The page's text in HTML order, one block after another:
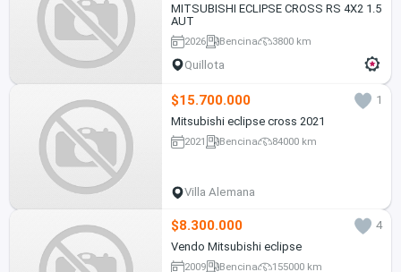
MITSUBISHI ECLIPSE CROSS RS 4X2 1.5
AUT
2026 Bencina 3800 km
Quillota
$15.700.000
1
Mitsubishi eclipse cross 2021
2021 Bencina 84000 km
Villa Alemana
$8.300.000
4
Vendo Mitsubishi eclipse
2009 Bencina 155000 km